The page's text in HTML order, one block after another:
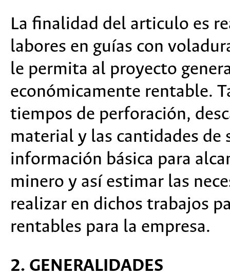
La finalidad del articulo es
labores en guías con
le permita al proyecto
económicamente rentable.
tiempos de perforación,
material y las cantidades
información básica para
minero y así estimar las
realizar en dichos trabajos
rentables para la empresa.
2. GENERALIDADES